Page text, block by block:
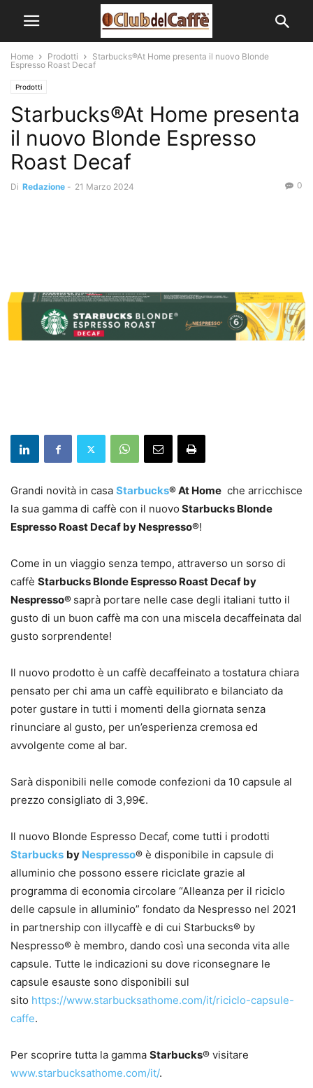
Home Prodotti
Starbucks®At Home presenta il nuovo Blonde
Espresso Roast Decaf
Prodotti
Starbucks®At Home presenta
il nuovo Blonde Espresso
Roast Decaf
Di Redazione - 21 Marzo 2024 0
Grandi novità in casa Starbucks® At Home che arricchisce
la sua gamma di caffè con il nuovo Starbucks Blonde
Espresso Roast Decaf by Nespresso®!
Come in un viaggio senza tempo, attraverso un sorso di
caffè Starbucks Blonde Espresso Roast Decaf by
Nespresso® saprà portare nelle case degli italiani tutto il
gusto di un buon caffè ma con una miscela decaffeinata dal
gusto sorprendente!
Il nuovo prodotto è un caffè decaffeinato a tostatura chiara
pensato per chi ama un caffè equilibrato e bilanciato da
poter gustare in tutti i momenti della giornata senza
rinunciare al gusto, per un’esperienza cremosa ed
avvolgente come al bar.
Sarà disponibili nelle comode confezioni da 10 capsule al
prezzo consigliato di 3,99€.
Il nuovo Blonde Espresso Decaf, come tutti i prodotti
Starbucks by Nespresso® è disponibile in capsule di
alluminio che possono essere riciclate grazie al
programma di economia circolare “Alleanza per il riciclo
delle capsule in alluminio” fondato da Nespresso nel 2021
in partnership con illycaffè e di cui Starbucks® by
Nespresso® è membro, dando così una seconda vita alle
capsule. Tutte le indicazioni su dove riconsegnare le
capsule esauste sono disponibili sul
sito https://www.starbucksathome.com/it/riciclo-capsule-
caffe.
Per scoprire tutta la gamma Starbucks® visitare
www.starbucksathome.com/it/.